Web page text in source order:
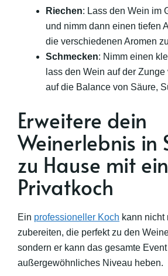
Riechen: Lass den Wein im
und nimm dann einen tiefen
die verschiedenen Aromen
Schmecken: Nimm einen
lass den Wein auf der
auf die Balance von Säure,
Erweitere dein
Weinerlebnis in
zu Hause mit
Privatkoch
Ein professioneller Koch kann nicht
zubereiten, die perfekt zu den
sondern er kann das gesamte
außergewöhnliches Niveau heben.